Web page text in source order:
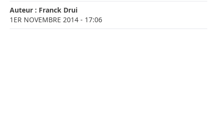
Auteur : Franck Drui
1ER NOVEMBRE 2014 - 17:06